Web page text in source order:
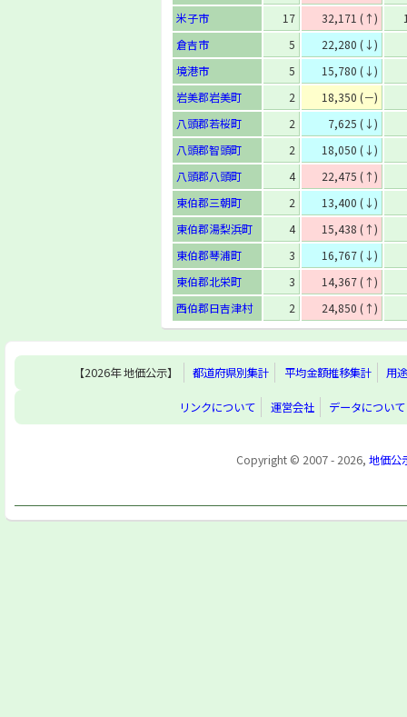
米子市
17 32,171 (↑)
倉吉市
5
22,280 (↓)
境港市
5
15,780 (↓)
岩美郡岩美町
2
18,350 (－)
八頭郡若桜町
2
7,625 (↓)
八頭郡智頭町
2
18,050 (↓)
八頭郡八頭町
4
22,475 (↑)
東伯郡三朝町
2
13,400 (↓)
東伯郡湯梨浜町
4
15,438 (↑)
東伯郡琴浦町
3
16,767 (↓)
東伯郡北栄町
3
14,367 (↑)
西伯郡日吉津村
2 24,850 (↑)
【2026年 地価公示】 都道府県別集計 平均金額推移集計 用
リンクについて 運営会社 データについて
Copyright © 2007 - 2026,地価公